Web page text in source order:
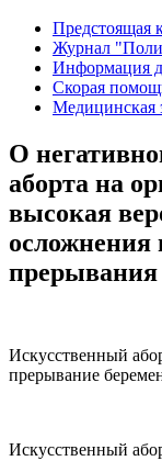
Предстоящая
Журнал
Информация
Скорая
Медицинская
О
аборта на
высокая
осложнения
прерывания
Искусственный
прерывание
Искусственный